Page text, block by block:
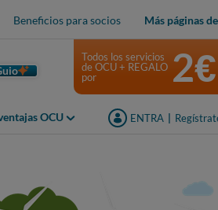
Beneficios para socios Más páginas
OCU ENTRA
Todos los servicios
de OCU + REGALO
por
2€